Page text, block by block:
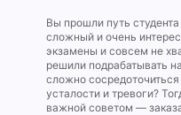
Вы прошли путь
сложный и очень
экзамены и совсем не
решили подрабатывать
сложно
усталости и тревоги?
важной советом —